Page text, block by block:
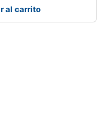
al carrito